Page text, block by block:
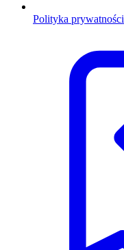
Polityka prywatności